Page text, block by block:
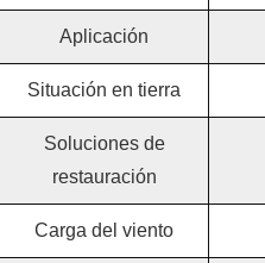
Aplicación
Situación en tierra
Soluciones de
restauración
Carga del viento